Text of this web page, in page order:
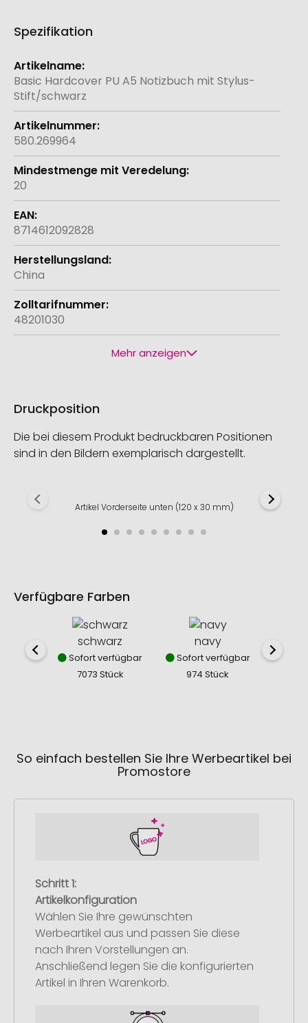
Spezifikation
Weitere
Informationen
Basic Hardcover PU A5 Notizbuch mit Stylus-
Stift/schwarz
580.269964
20
8714612092828
China
48201030
Mehr anzeigen
Druckposition
Die bei diesem Produkt bedruckbaren Positionen
sind in den Bildern exemplarisch dargestellt.
Artikel Vorderseite unten (120 x 30 mm)
Verfügbare Farben
schwarz
Sofort verfügbar
7073 Stück
navy
Sofort verfügbar
974 Stück
So einfach bestellen Sie Ihre Werbeartikel bei
Promostore
Schritt 1:
Artikelkonfiguration
Wählen Sie Ihre gewünschten
Werbeartikel aus und passen Sie diese
nach Ihren Vorstellungen an.
Anschließend legen Sie die konfigurierten
Artikel in Ihren Warenkorb.